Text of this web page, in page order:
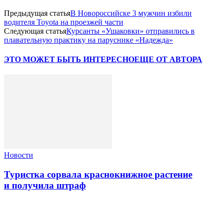
Предыдущая статьяВ Новороссийске 3 мужчин избили
водителя Toyota на проезжей части
Следующая статьяКурсанты «Ушаковки» отправились в
плавательную практику на паруснике «Надежда»
ЭТО МОЖЕТ БЫТЬ ИНТЕРЕСНОЕЩЕ ОТ АВТОРА
Новости
Туристка сорвала краснокнижное растение
и получила штраф